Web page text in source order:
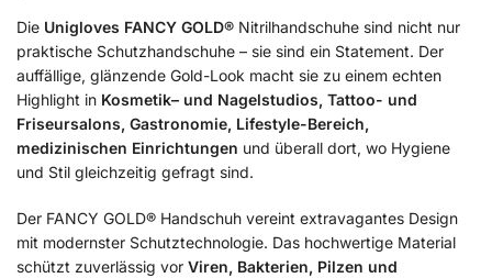
Die Unigloves FANCY GOLD® Nitrilhandschuhe sind nicht nur
praktische Schutzhandschuhe – sie sind ein Statement. Der
auffällige, glänzende Gold-Look macht sie zu einem echten
Highlight in Kosmetik– und Nagelstudios, Tattoo- und
Friseursalons, Gastronomie, Lifestyle-Bereich,
medizinischen Einrichtungen und überall dort, wo Hygiene
und Stil gleichzeitig gefragt sind.
Der FANCY GOLD® Handschuh vereint extravagantes Design
mit modernster Schutztechnologie. Das hochwertige Material
schützt zuverlässig vor Viren, Bakterien, Pilzen und